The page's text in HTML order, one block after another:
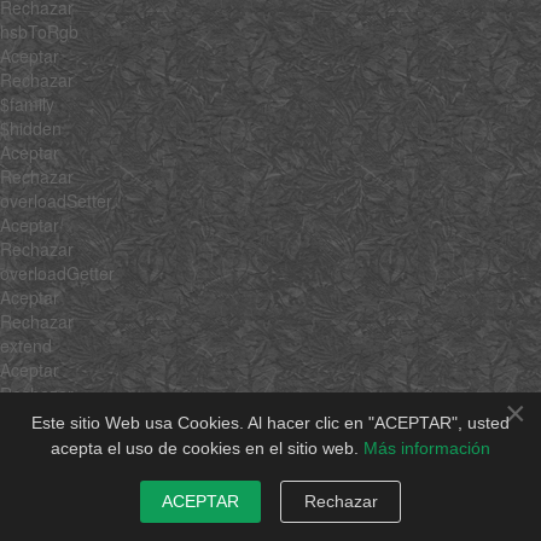
×
Este sitio Web usa Cookies. Al hacer clic en "ACEPTAR", usted
acepta el uso de cookies en el sitio web. Más información
ACEPTAR Rechazar
Rechazar
hsbToRgb
Aceptar
Rechazar
$family
$hidden
Aceptar
Rechazar
overloadSetter
Aceptar
Rechazar
overloadGetter
Aceptar
Rechazar
extend
Aceptar
Rechazar
implement
Aceptar